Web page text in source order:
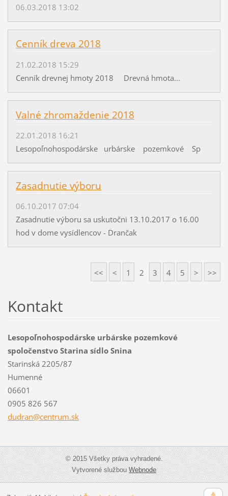
06.03.2018 13:02
Cenník dreva 2018
21.02.2018 15:29
Cenník drevnej hmoty 2018 Drevná hmota...
Valné zhromaždenie 2018
22.01.2018 16:21
Lesopoľnohospodárske urbárske pozemkové Sp
Zasadnutie výboru
06.10.2017 07:04
Zasadnutie výboru sa uskutočni 13.10.2017 o 16.00
hod v dome vysídlencov - Drančak
<< < 1 2 3 4 5 > >>
Kontakt
Lesopoľnohospodárske urbárske pozemkové
spoločenstvo Starina sídlo Snina
Starinská 2205/87
Humenné
06601
0905 826 567
dudran@centrum.sk
© 2015 Všetky práva vyhradené.
Vytvorené službouWebnode